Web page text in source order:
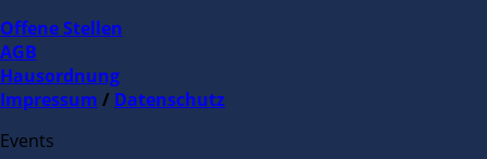
Offene Stellen
AGB
Hausordnung
Impressum / Datenschutz
Events